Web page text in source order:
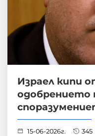
Израел кипи
одобрението
15-06-2026г. 345